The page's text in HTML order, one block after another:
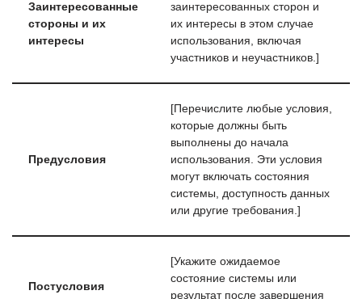
Заинтересованные
стороны и их
интересы
заинтересованных сторон и
их интересы в этом случае
использования, включая
участников и неучастников.]
Предусловия
[Перечислите любые условия,
которые должны быть
выполнены до начала
использования. Эти условия
могут включать состояния
системы, доступность данных
или другие требования.]
Постусловия
[Укажите ожидаемое
состояние системы или
результат после завершения